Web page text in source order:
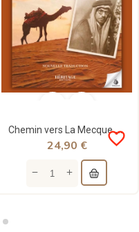
Chemin vers La Mecque - Muhammad Asad - Héritage
favorite_border
24,90 €